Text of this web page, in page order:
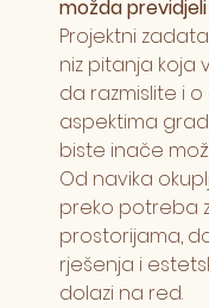
možda previdjeli
Projektni
niz pitanja koja
da razmislite i o
aspektima
biste inače
Od navika
preko potreba
prostorijama,
rješenja i
dolazi na red.